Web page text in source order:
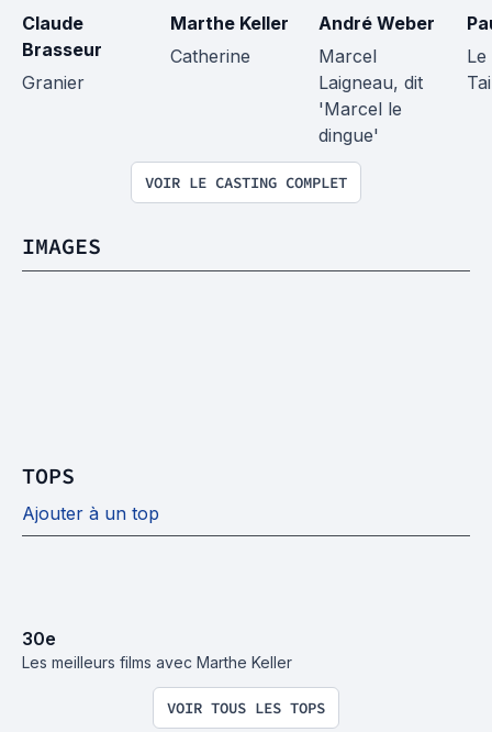
Claude
Brasseur
Granier
Marthe Keller
Catherine
André Weber
Marcel
Laigneau, dit
'Marcel le
dingue'
VOIR LE CASTING COMPLET
IMAGES
TOPS
Ajouter à un top
30e
Les meilleurs films avec Marthe Keller
VOIR TOUS LES TOPS